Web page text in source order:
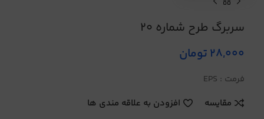
سربرگ طرح شماره 20
28,000تومان
فرمت : EPS
مقایسه
افزودن به علاقه مندی ها